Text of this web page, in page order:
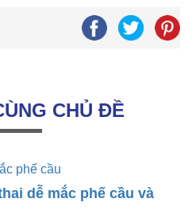
CHỦ ĐỀ
dễ mắc phế cầu và